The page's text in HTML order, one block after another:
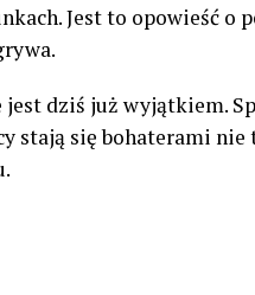
Jest to opowieść o
jest dziś już wyjątkiem.
stają się bohaterami nie